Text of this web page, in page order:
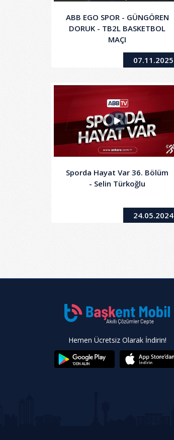
ABB EGO SPOR - GÜNGÖREN
DORUK - TB2L BASKETBOL
MAÇI
07.11.2025
Sporda Hayat Var 36. Bölüm
- Selin Türkoğlu
24.05.2024
Hemen Ücretsiz Olarak İndirin!